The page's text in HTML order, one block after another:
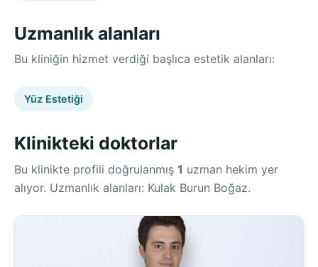
Uzmanlık alanları
Bu kliniğin hizmet verdiği başlıca estetik alanları:
Yüz Estetiği
Klinikteki doktorlar
Bu klinikte profili doğrulanmış 1 uzman hekim yer
alıyor. Uzmanlık alanları: Kulak Burun Boğaz.